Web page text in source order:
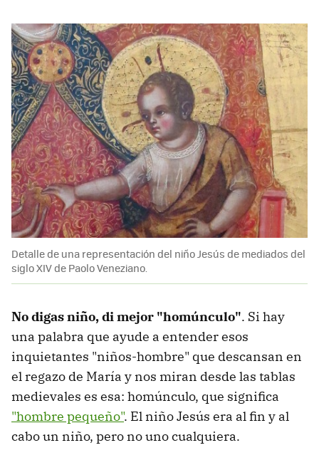
Detalle de una representación del niño Jesús de mediados del
siglo XIV de Paolo Veneziano.
No digas niño, di mejor "homúnculo". Si hay
una palabra que ayude a entender esos
inquietantes "niños-hombre" que descansan en
el regazo de María y nos miran desde las tablas
medievales es esa: homúnculo, que significa
"hombre pequeño". El niño Jesús era al fin y al
cabo un niño, pero no uno cualquiera.